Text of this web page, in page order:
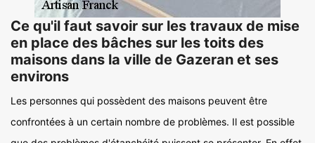
Ce qu'il faut savoir sur les travaux de mise
en place des bâches sur les toits des
maisons dans la ville de Gazeran et ses
environs
Les personnes qui possèdent des maisons peuvent être
confrontées à un certain nombre de problèmes. Il est possible